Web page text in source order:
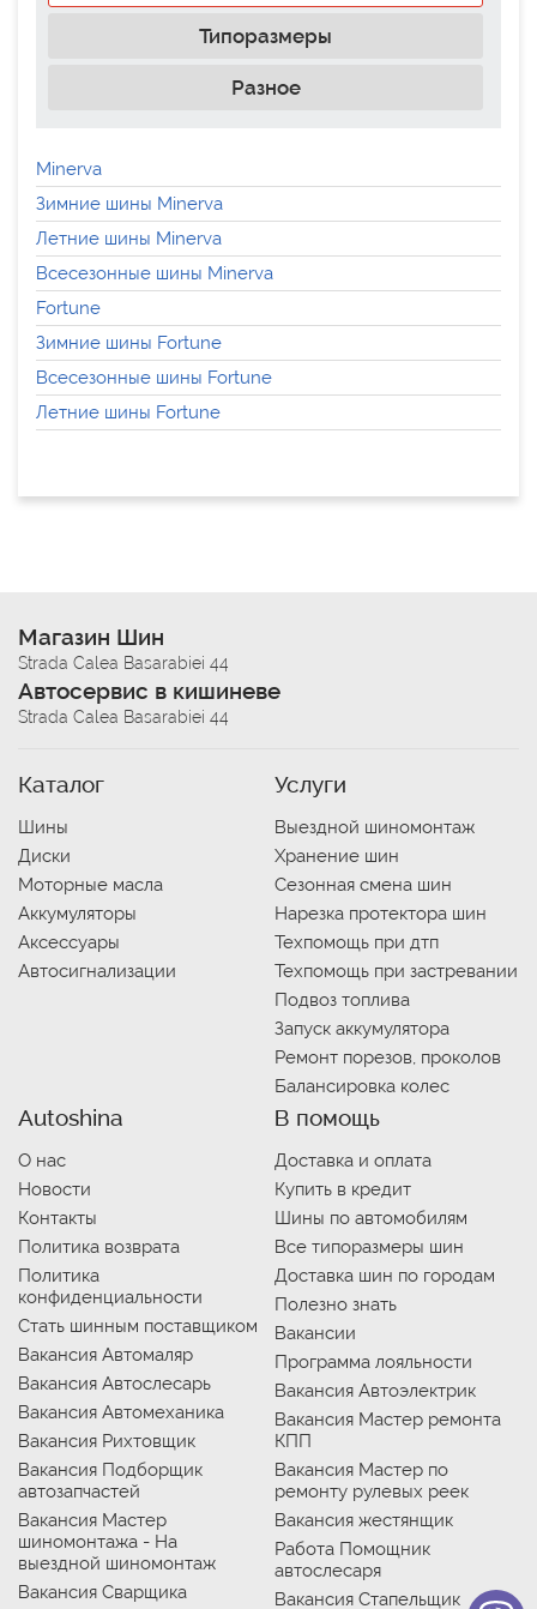
Типоразмеры
Разное
Minerva
Зимние шины Minerva
Летние шины Minerva
Всесезонные шины Minerva
Fortune
Зимние шины Fortune
Всесезонные шины Fortune
Летние шины Fortune
Магазин Шин
Strada Calea Basarabiei 44
Автосервис в кишиневе
Strada Calea Basarabiei 44
Каталог
Шины
Диски
Моторные масла
Аккумуляторы
Аксессуары
Автосигнализации
Услуги
Выездной шиномонтаж
Хранение шин
Сезонная смена шин
Нарезка протектора шин
Техпомощь при дтп
Техпомощь при застревании
Подвоз топлива
Запуск аккумулятора
Ремонт порезов, проколов
Балансировка колес
Autoshina
О нас
Новости
Контакты
Политика возврата
Политика
конфиденциальности
Стать шинным поставщиком
Вакансия Автомаляр
Вакансия Автослесарь
Вакансия Автомеханика
Вакансия Рихтовщик
Вакансия Подборщик
автозапчастей
Вакансия Мастер
шиномонтажа - На
выездной шиномонтаж
Вакансия Сварщика
В помощь
Доставка и оплата
Купить в кредит
Шины по автомобилям
Все типоразмеры шин
Доставка шин по городам
Полезно знать
Вакансии
Программа лояльности
Вакансия Автоэлектрик
Вакансия Мастер ремонта
КПП
Вакансия Мастер по
ремонту рулевых реек
Вакансия жестянщик
Работа Помощник
автослесаря
Вакансия Стапельщик